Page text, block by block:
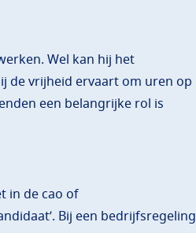
Wel kan hij het
de vrijheid ervaart om uren op
een belangrijke rol is
in de cao of
Bij een bedrijfsregeling